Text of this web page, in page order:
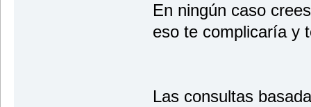
En ningún caso
eso te complicaría y
Las consultas